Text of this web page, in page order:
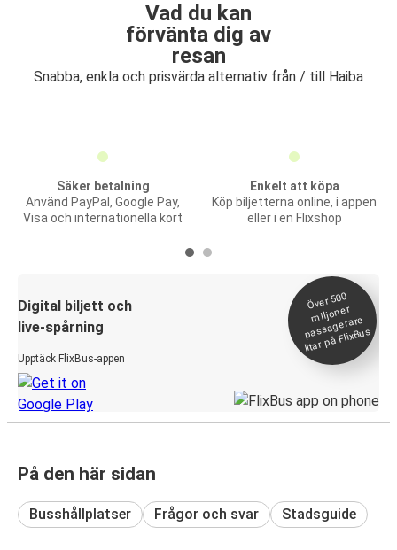
Vad du kan
förvänta dig av
resan
Snabba, enkla och prisvärda alternativ från / till Haiba
Säker betalning
Använd PayPal, Google Pay,
Visa och internationella kort
Enkelt att köpa
Köp biljetterna online, i appen
eller i en Flixshop
Digital biljett och
live-spårning
Upptäck FlixBus-appen
Över 500
miljoner
passagerare
litar på FlixBus
På den här sidan
Busshållplatser Frågor och svar Stadsguide